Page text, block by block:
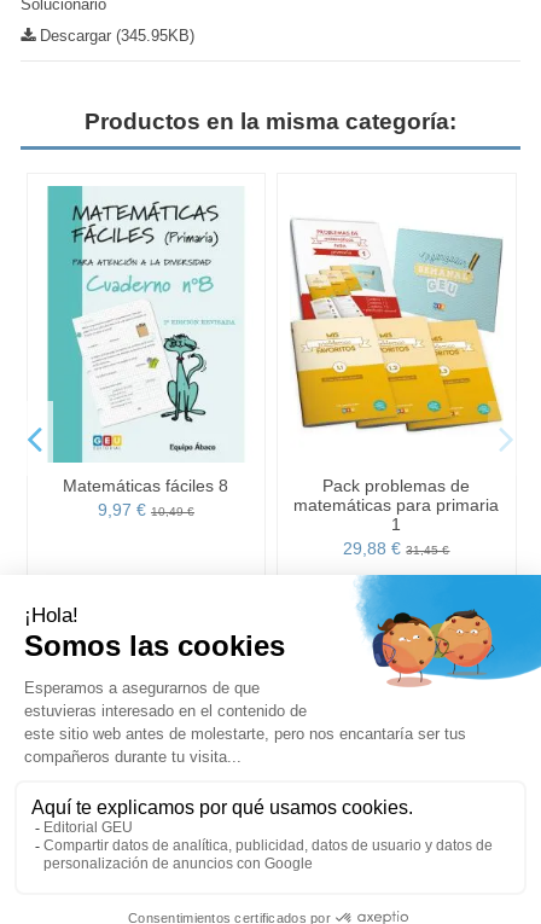
Añadir a la cesta
Solucionario
Descargar (345.95KB)
Productos en la misma categoría:
Matemáticas fáciles 8
9,97 € 10,49 €
Añadir a la cesta
Pack problemas de
matemáticas para primaria
1
29,88 €31,45 €
Añadir a la cesta
Tu cuenta
Editorial GEU